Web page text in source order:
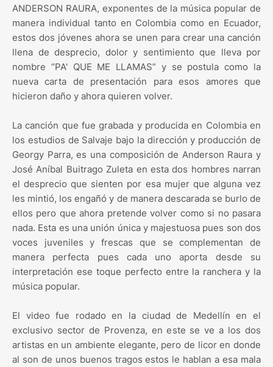
ANDERSON RAURA, exponentes de la música popular de
manera individual tanto en Colombia como en Ecuador,
estos dos jóvenes ahora se unen para crear una canción
llena de desprecio, dolor y sentimiento que lleva por
nombre “PA' QUE ME LLAMAS” y se postula como la
nueva carta de presentación para esos amores que
hicieron daño y ahora quieren volver.
La canción que fue grabada y producida en Colombia en
los estudios de Salvaje bajo la dirección y producción de
Georgy Parra, es una composición de Anderson Raura y
José Aníbal Buitrago Zuleta en esta dos hombres narran
el desprecio que sienten por esa mujer que alguna vez
les mintió, los engañó y de manera descarada se burlo de
ellos pero que ahora pretende volver como si no pasara
nada. Esta es una unión única y majestuosa pues son dos
voces juveniles y frescas que se complementan de
manera perfecta pues cada uno aporta desde su
interpretación ese toque perfecto entre la ranchera y la
música popular.
El video fue rodado en la ciudad de Medellín en el
exclusivo sector de Provenza, en este se ve a los dos
artistas en un ambiente elegante, pero de licor en donde
al son de unos buenos tragos estos le hablan a esa mala